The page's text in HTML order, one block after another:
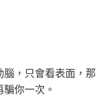
，只會看表面，那
你一次。